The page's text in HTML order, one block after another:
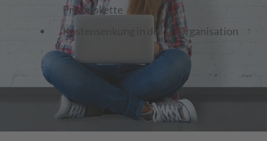
Prozesskette
Kostensenkung in der IT-Organisation